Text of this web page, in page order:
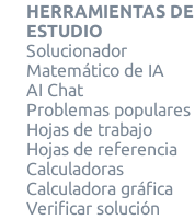
HERRAMIENTAS DE
ESTUDIO
Solucionador
Matemático de IA
AI Chat
Problemas populares
Hojas de trabajo
Hojas de referencia
Calculadoras
Calculadora gráfica
Verificar solución